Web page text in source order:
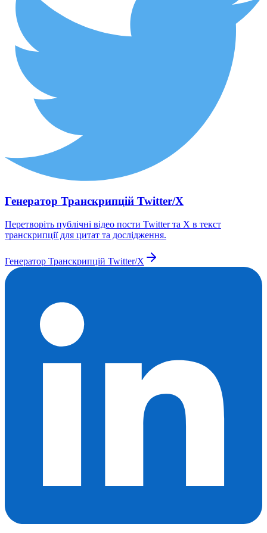
Генератор Транскрипцій Twitter/X
Перетворіть публічні відео пости Twitter та X в текст
транскрипції для цитат та дослідження.
Генератор Транскрипцій Twitter/X